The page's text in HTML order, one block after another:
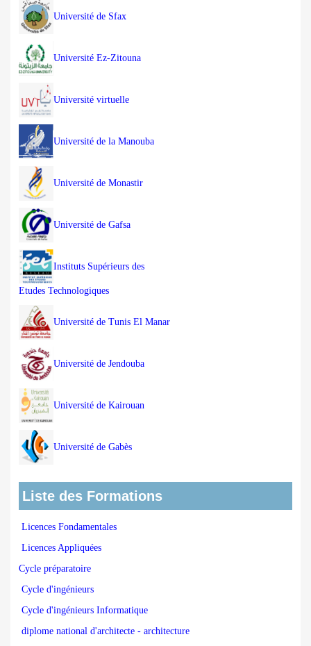
Université de Sfax
Université Ez-Zitouna
Université virtuelle
Université de la Manouba
Université de Monastir
Université de Gafsa
Instituts Supérieurs des
Etudes Technologiques
Université de Tunis El Manar
Université de Jendouba
Université de Kairouan
Université de Gabès
Liste des Formations
Licences Fondamentales
Licences Appliquées
Cycle préparatoire
Cycle d'ingénieurs
Cycle d'ingénieurs Informatique
diplome national d'architecte - architecture